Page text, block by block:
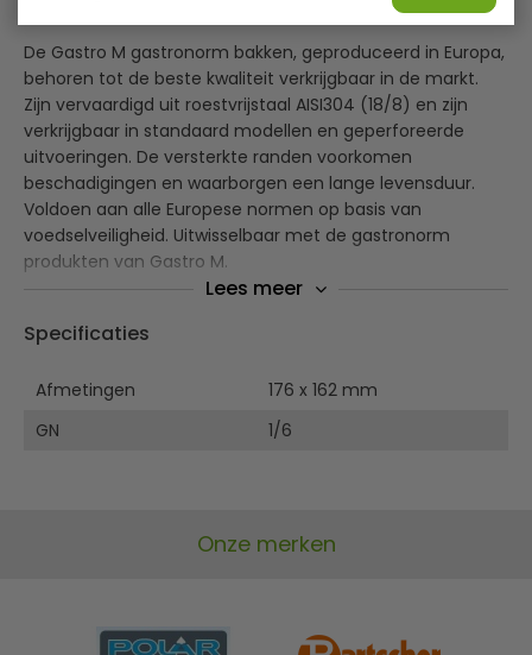
Gastro M GR741 RVS gastronorm deksel GN1/6
De Gastro M gastronorm bakken, geproduceerd in Europa,
behoren tot de beste kwaliteit verkrijgbaar in de markt.
Zijn vervaardigd uit roestvrijstaal AISI304 (18/8) en zijn
verkrijgbaar in standaard modellen en geperforeerde
uitvoeringen. De versterkte randen voorkomen
beschadigingen en waarborgen een lange levensduur.
Voldoen aan alle Europese normen op basis van
voedselveiligheid. Uitwisselbaar met de gastronorm
produkten van Gastro M.
Verstevigde randen
van Gastro M
Lees meer
Specificaties
Afmetingen
176 x 162 mm
GN
1/6
Onze merken